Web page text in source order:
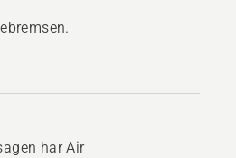
har Air